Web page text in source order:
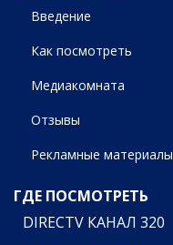
Введение
Как посмотреть
Медиакомната
Отзывы
Рекламные материалы
ГДЕ ПОСМОТРЕТЬ
DIRECTV КАНАЛ 320